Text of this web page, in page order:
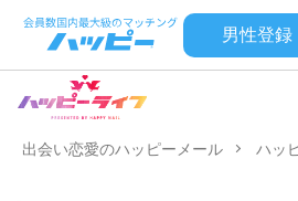
男性登録
出会い恋愛のハッピーメール ハッ